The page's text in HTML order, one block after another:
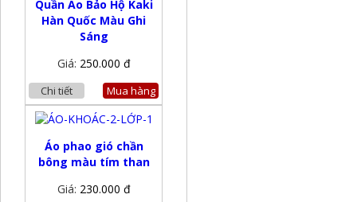
Quần Áo Bảo Hộ Kaki
Hàn Quốc Màu Ghi
Sáng
Giá: 250.000 đ
Chi tiết Mua hàng
Áo phao gió chần
bông màu tím than
Giá: 230.000 đ